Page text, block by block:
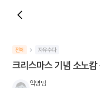
전체 자유수다
크리스마스 기념 소노캄
익명맘